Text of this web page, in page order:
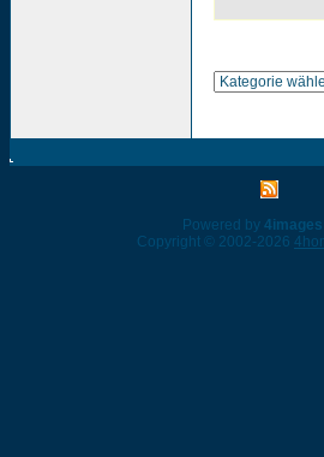
Powered by 4images
Copyright © 2002-2026